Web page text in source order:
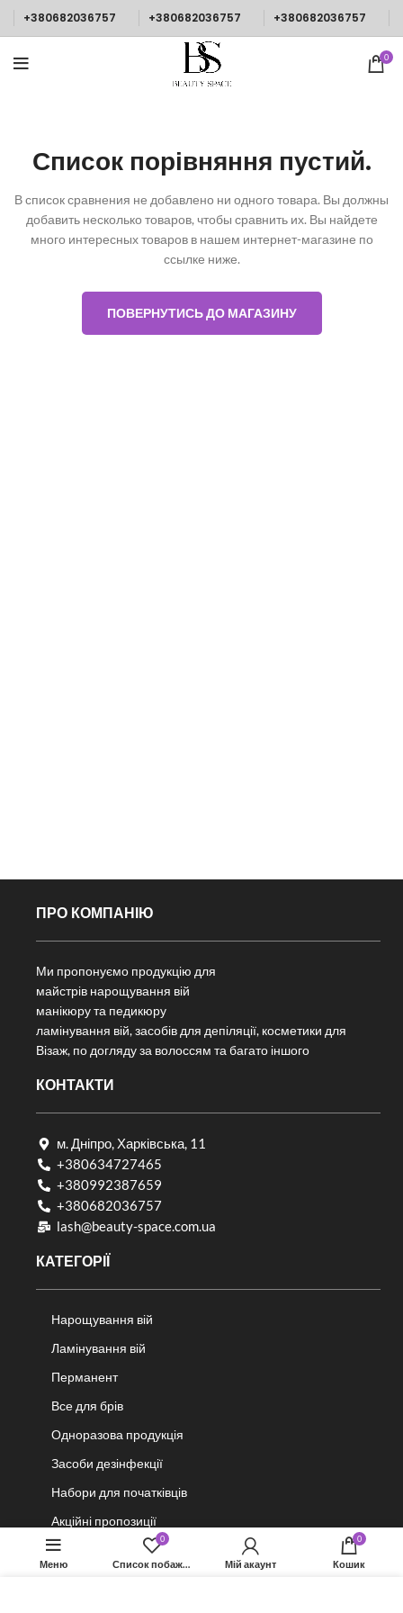
+380682036757 +380682036757 +380682036757
0
Список порівняння пустий.
В список сравнения не добавлено ни одного товара. Вы должны
добавить несколько товаров, чтобы сравнить их. Вы найдете
много интересных товаров в нашем интернет-магазине по
ссылке ниже.
ПОВЕРНУТИСЬ ДО МАГАЗИНУ
ПРО КОМПАНІЮ
Ми пропонуємо продукцію для
майстрів нарощування вій
манікюру та педикюру
ламінування вій, засобів для депіляції, косметики для
Візаж, по догляду за волоссям та багато іншого
КОНТАКТИ
м. Дніпро, Харківська, 11
+380634727465
+380992387659
+380682036757​
lash@beauty-space.com.ua
КАТЕГОРІЇ
Нарощування вій
Ламінування вій
Перманент
Все для брів
Одноразова продукція
Засоби дезінфекції
Набори для початківців
Акційні пропозиції
ІНФОРМАЦІЯ
Меню
0
Список побажань Мій акаунт
0
Кошик